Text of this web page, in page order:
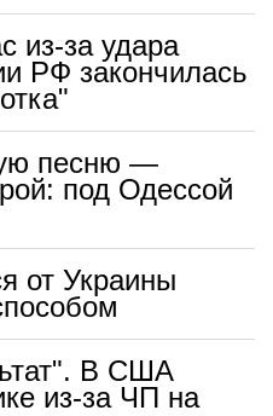
из-за удара
РФ закончилась
песню —
под Одессой
от Украины
В США
из-за ЧП на